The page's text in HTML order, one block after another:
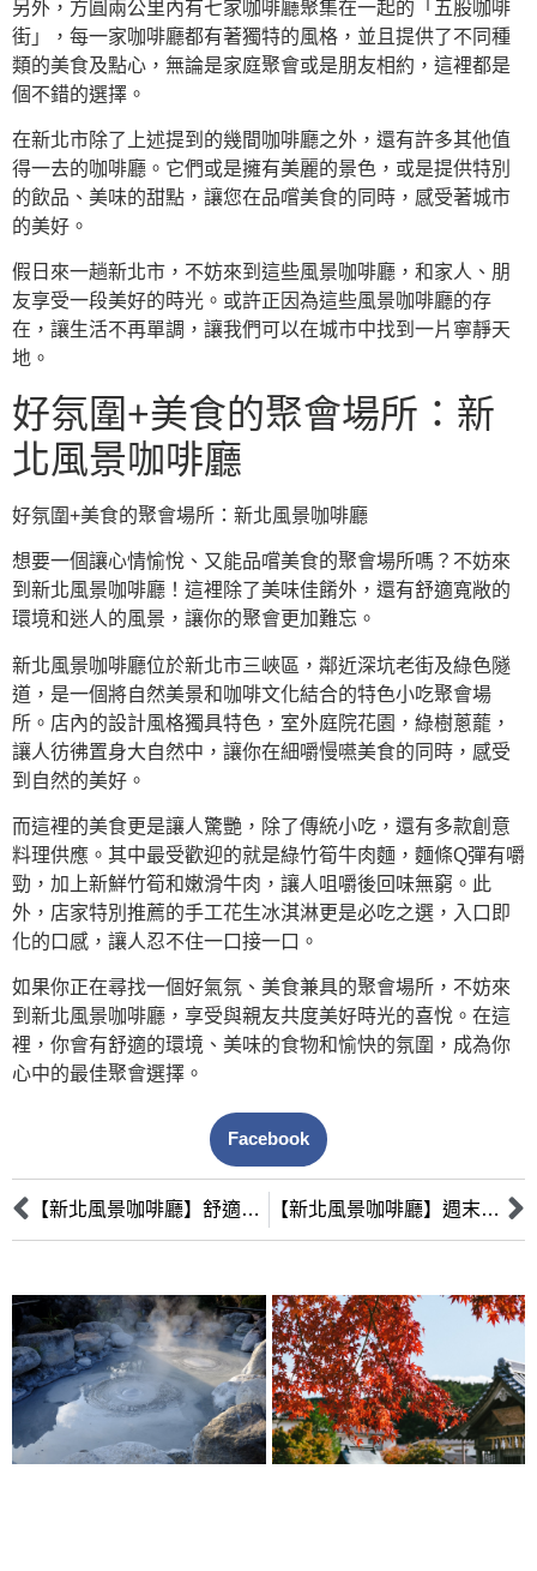
另外，方圓兩公里內有七家咖啡廳聚集在一起的「五股咖啡
街」，每一家咖啡廳都有著獨特的風格，並且提供了不同種
類的美食及點心，無論是家庭聚會或是朋友相約，這裡都是
個不錯的選擇。
在新北市除了上述提到的幾間咖啡廳之外，還有許多其他值
得一去的咖啡廳。它們或是擁有美麗的景色，或是提供特別
的飲品、美味的甜點，讓您在品嚐美食的同時，感受著城市
的美好。
假日來一趟新北市，不妨來到這些風景咖啡廳，和家人、朋
友享受一段美好的時光。或許正因為這些風景咖啡廳的存
在，讓生活不再單調，讓我們可以在城市中找到一片寧靜天
地。
好氛圍+美食的聚會場所：新
北風景咖啡廳
好氛圍+美食的聚會場所：新北風景咖啡廳
想要一個讓心情愉悅、又能品嚐美食的聚會場所嗎？不妨來
到新北風景咖啡廳！這裡除了美味佳餚外，還有舒適寬敞的
環境和迷人的風景，讓你的聚會更加難忘。
新北風景咖啡廳位於新北市三峽區，鄰近深坑老街及綠色隧
道，是一個將自然美景和咖啡文化結合的特色小吃聚會場
所。店內的設計風格獨具特色，室外庭院花園，綠樹蔥蘢，
讓人彷彿置身大自然中，讓你在細嚼慢嚥美食的同時，感受
到自然的美好。
而這裡的美食更是讓人驚艷，除了傳統小吃，還有多款創意
料理供應。其中最受歡迎的就是綠竹筍牛肉麵，麵條Q彈有嚼
勁，加上新鮮竹筍和嫩滑牛肉，讓人咀嚼後回味無窮。此
外，店家特別推薦的手工花生冰淇淋更是必吃之選，入口即
化的口感，讓人忍不住一口接一口。
如果你正在尋找一個好氣氛、美食兼具的聚會場所，不妨來
到新北風景咖啡廳，享受與親友共度美好時光的喜悅。在這
裡，你會有舒適的環境、美味的食物和愉快的氛圍，成為你
心中的最佳聚會選擇。
Facebook
【新北風景咖啡廳】舒適氛圍，讓你輕鬆放鬆 【新北風景咖啡廳】週末親子好去處，好風景配美食